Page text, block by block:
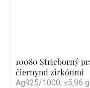
10080 Strieborný
čiernymi zirkónmi
Ag925/1000; ≤5,96 g